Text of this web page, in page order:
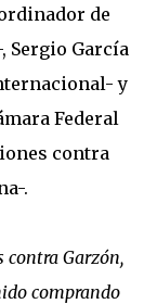
de
Sergio García
y
Federal
contra
.
contra Garzón,
comprando